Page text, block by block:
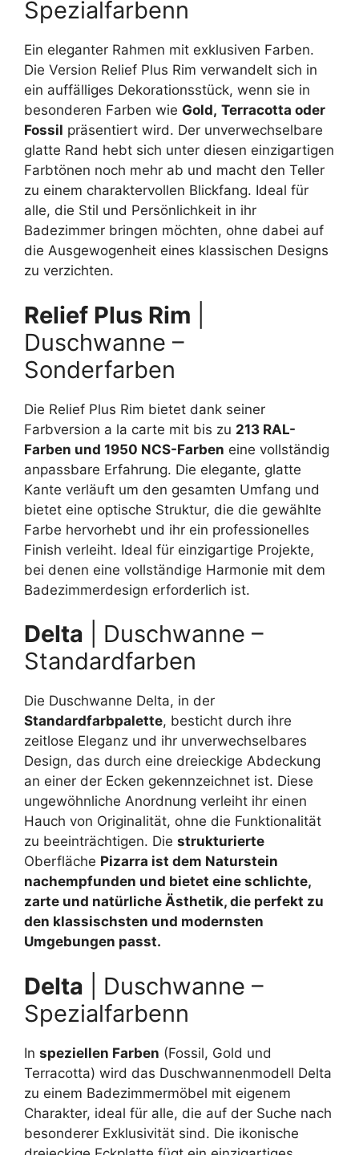
Spezialfarbenn
Ein eleganter Rahmen mit exklusiven Farben.
Die Version Relief Plus Rim verwandelt sich in
ein auffälliges Dekorationsstück, wenn sie in
besonderen Farben wie Gold, Terracotta oder
Fossil präsentiert wird. Der unverwechselbare
glatte Rand hebt sich unter diesen einzigartigen
Farbtönen noch mehr ab und macht den Teller
zu einem charaktervollen Blickfang. Ideal für
alle, die Stil und Persönlichkeit in ihr
Badezimmer bringen möchten, ohne dabei auf
die Ausgewogenheit eines klassischen Designs
zu verzichten.
Relief Plus Rim
Duschwanne –
Sonderfarben
Die Relief Plus Rim bietet dank seiner
Farbversion a la carte mit bis zu 213 RAL-
Farben und 1950 NCS-Farben eine vollständig
anpassbare Erfahrung. Die elegante, glatte
Kante verläuft um den gesamten Umfang und
bietet eine optische Struktur, die die gewählte
Farbe hervorhebt und ihr ein professionelles
Finish verleiht. Ideal für einzigartige Projekte,
bei denen eine vollständige Harmonie mit dem
Badezimmerdesign erforderlich ist.
Delta | Duschwanne –
Standardfarben
Die Duschwanne Delta, in der
Standardfarbpalette, besticht durch ihre
zeitlose Eleganz und ihr unverwechselbares
Design, das durch eine dreieckige Abdeckung
an einer der Ecken gekennzeichnet ist. Diese
ungewöhnliche Anordnung verleiht ihr einen
Hauch von Originalität, ohne die Funktionalität
zu beeinträchtigen. Die strukturierte
Oberfläche Pizarra ist dem Naturstein
nachempfunden und bietet eine schlichte,
zarte und natürliche Ästhetik, die perfekt zu
den klassischsten und modernsten
Umgebungen passt.
Delta | Duschwanne –
Spezialfarbenn
In speziellen Farben (Fossil, Gold und
Terracotta) wird das Duschwannenmodell Delta
zu einem Badezimmermöbel mit eigenem
Charakter, ideal für alle, die auf der Suche nach
besonderer Exklusivität sind. Die ikonische